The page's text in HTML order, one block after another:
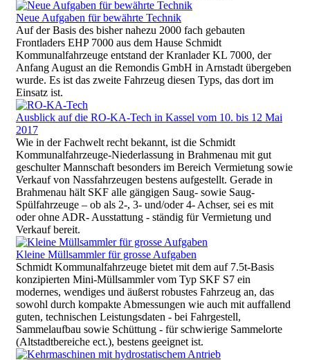
Neue Aufgaben für bewährte Technik
Auf der Basis des bisher nahezu 2000 fach gebauten
Frontladers EHP 7000 aus dem Hause Schmidt
Kommunalfahrzeuge entstand der Kranlader KL 7000, der
Anfang August an die Remondis GmbH in Arnstadt übergeben
wurde. Es ist das zweite Fahrzeug diesen Typs, das dort im
Einsatz ist.
Ausblick auf die RO-KA-Tech in Kassel vom 10. bis 12 Mai
2017
Wie in der Fachwelt recht bekannt, ist die Schmidt
Kommunalfahrzeuge-Niederlassung in Brahmenau mit gut
geschulter Mannschaft besonders im Bereich Vermietung sowie
Verkauf von Nassfahrzeugen bestens aufgestellt. Gerade in
Brahmenau hält SKF alle gängigen Saug- sowie Saug-
Spülfahrzeuge – ob als 2-, 3- und/oder 4- Achser, sei es mit
oder ohne ADR- Ausstattung - ständig für Vermietung und
Verkauf bereit.
Kleine Müllsammler für grosse Aufgaben
Schmidt Kommunalfahrzeuge bietet mit dem auf 7.5t-Basis
konzipierten Mini-Müllsammler vom Typ SKF S7 ein
modernes, wendiges und äußerst robustes Fahrzeug an, das
sowohl durch kompakte Abmessungen wie auch mit auffallend
guten, technischen Leistungsdaten - bei Fahrgestell,
Sammelaufbau sowie Schüttung - für schwierige Sammelorte
(Altstadtbereiche ect.), bestens geeignet ist.